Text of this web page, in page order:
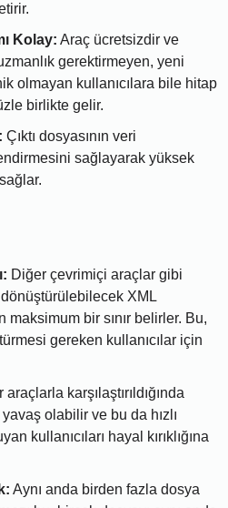
Kolay: Araç ücretsizdir ve
gerektirmeyen, yeni
olmayan kullanıcılara bile hitap
birlikte gelir.
Çıktı dosyasının veri
sağlayarak yüksek
Diğer çevrimiçi araçlar gibi
XML
maksimum bir sınır belirler. Bu,
gereken kullanıcılar için
araçlarla karşılaştırıldığında
olabilir ve bu da hızlı
kullanıcıları hayal kırıklığına
Aynı anda birden fazla dosya